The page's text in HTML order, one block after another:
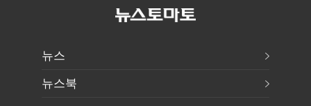
뉴스
뉴스북